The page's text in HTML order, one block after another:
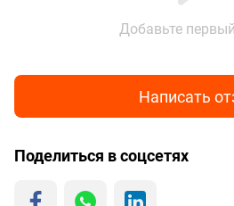
Добавьте
Написать
Поделиться в соцсетях